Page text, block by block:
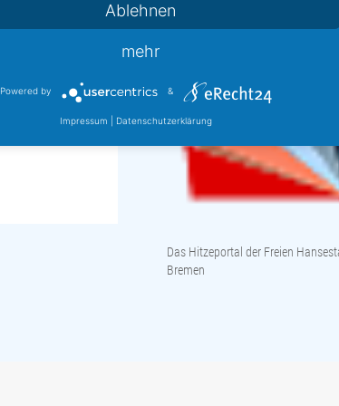
Das Hitzeportal der Freien
Bremen
Ablehnen
mehr
Powered by &
Impressum Datenschutzerklärung